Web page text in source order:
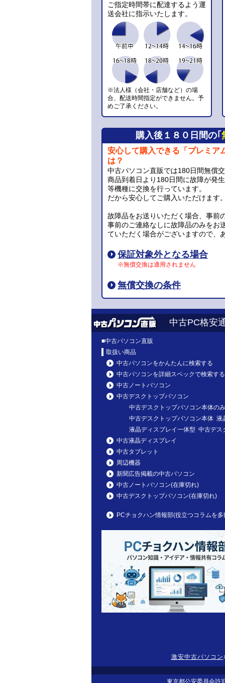
ご指定時間帯に配達するよう運
送会社に指示いたします。
※法人様（会社・店舗など）の場
合、配送時間指定ができません。予
めご了承ください。
購入後１８０日間の｢
安心して購入できる「プレミア
は？
中古パソコン直販では180日間無償
商品到着日より180日間に故障が発
等機種に交換を行っています。
だから安心してご購入いただけます
故障品をお送りいただく場合、事前
事前のご連絡なしに故障品のみをお
ていただく場合がございますので、
保証対象外となる場合
※無償交換は適用されません
無償交換の条件
中古PC格安
■中古パソコン直販
取扱い商品
中古パソコンをかんたんに検索する
中古パソコンを詳細スペックで検索する
中古ノートパソコン
中古デスクトップパソコン
中古デスクトップパソコン本体のみ
中古デスクトップパソコン本体 液
液晶ディスプレイ一体型 中古デス
中古液晶ディスプレイ
中古タブレット
周辺機器
新聞広告掲載の中古パソコン
中古ノートパソコン(在庫切れ)
中古デスクトップパソコン(在庫切れ)
PCチョクハン情報部(役立つコラムを
激安中古パソコン